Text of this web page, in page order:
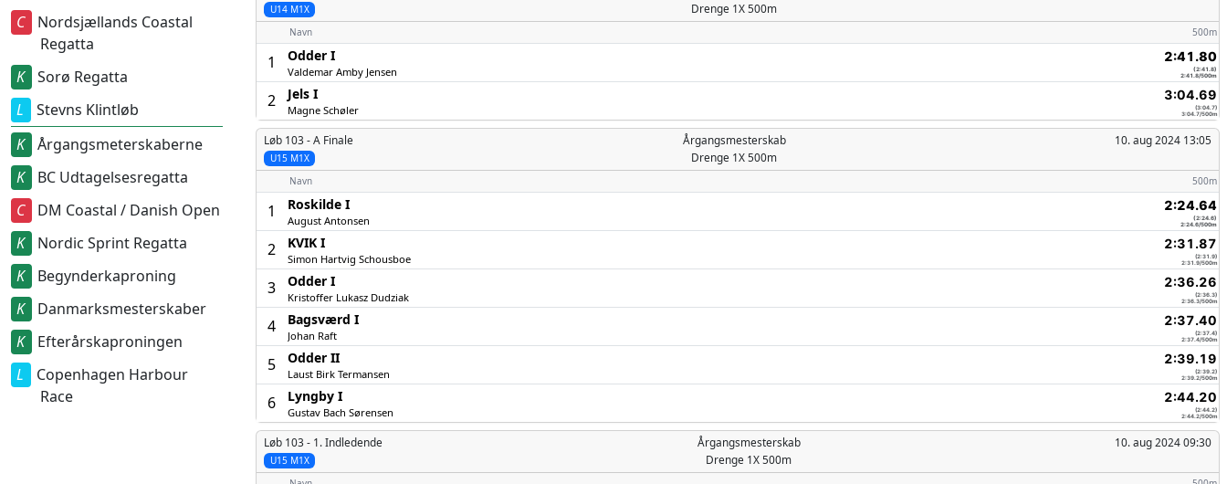
Nordsjællands Coastal
Regatta
Sorø Regatta
Stevns Klintløb
Årgangsmeterskaberne
BC Udtagelsesregatta
DM Coastal / Danish Open
Nordic Sprint Regatta
Begynderkaproning
Danmarksmesterskaber
Efterårskaproningen
Copenhagen Harbour
Race
U14 M1X Drenge 1X 500m
Navn 500m
1 Odder I
Valdemar Amby Jensen
2:41.80
(2:41.8)
2:41.8/500m
2 Jels I
Magne Schøler
3:04.69
(3:04.7)
3:04.7/500m
Løb 103 -A Finale Årgangsmesterskab 10. aug 2024 13:05
U15 M1X Drenge 1X 500m
Navn 500m
1 Roskilde I
August Antonsen
2:24.64
(2:24.6)
2:24.6/500m
2 KVIK I
Simon Hartvig Schousboe
2:31.87
(2:31.9)
2:31.9/500m
3 Odder I
Kristoffer Lukasz Dudziak
2:36.26
(2:36.3)
2:36.3/500m
4 Bagsværd I
Johan Raft
2:37.40
(2:37.4)
2:37.4/500m
5 Odder II
Laust Birk Termansen
2:39.19
(2:39.2)
2:39.2/500m
6 Lyngby I
Gustav Bach Sørensen
2:44.20
(2:44.2)
2:44.2/500m
Løb 103 - 1. Indledende Årgangsmesterskab 10. aug 2024 09:30
U15 M1X Drenge 1X 500m